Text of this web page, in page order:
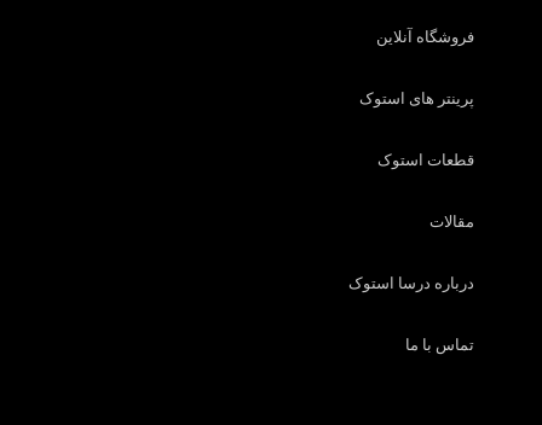
فروشگاه آنلاین
پرینتر های استوک
قطعات استوک
مقالات
درباره درسا استوک
تماس با ما